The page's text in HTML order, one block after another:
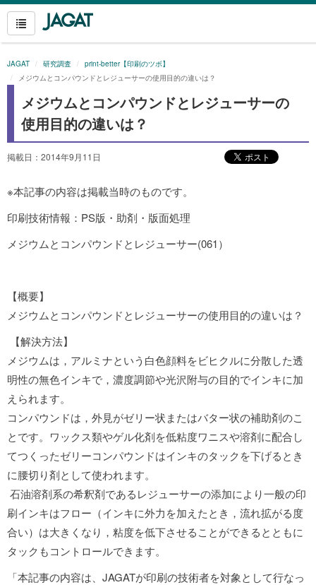
JAGAT 研究調査
print-better【印刷のツボ】
メジウムとコンパウンドとレジューサーの使用目的の違いは？
メジウムとコンパウンドとレジューサーの
使用目的の違いは？
掲載日：2014年9月11日
※本記事の内容は掲載当時のものです。
印刷技術情報：PS版・助剤・版面処理
メジウムとコンパウンドとレジューサー(061）
【概要】
メジウムとコンパウンドとレジューサーの使用目的の違いは？
【解決方法】
メジウムは，アルミナという白色顔料をビヒクルに分散した透
明性の無色インキで，濃度調節や光沢附与の目的でインキに加
えられます。
コンパウンドは，外見がゼリー状またはバター状の補助剤のこ
とです。ワックス類やゲル化剤を低粘度ワニスや溶剤に配合し
てつくったゼリーコンパウンドはインキのタックを下げるとき
に腰切り剤として使われます。
石油溶剤系の希釈剤であるレジューサーの添加により一般の印
刷インキはフロー（インキに外力を加えたとき，流れ拡がる度
合い）は大きくなり，粘度を低下させることができるとともに
タックもコントロールできます。
「本記事の内容は、JAGATが印刷の技術者を対象として行なっ